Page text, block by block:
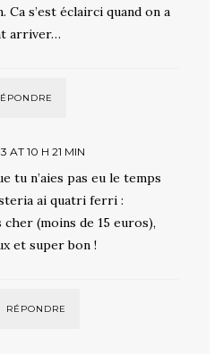
Ca s’est éclairci quand on a
arriver…
AT 10 H 21 MIN
tu n’aies pas eu le temps
ai quatri ferri :
(moins de 15 euros),
et super bon !
RÉPONDRE